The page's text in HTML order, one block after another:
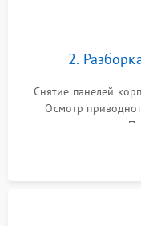
2.
Снятие панелей
Осмотр
амортизаторов.
крестовины на